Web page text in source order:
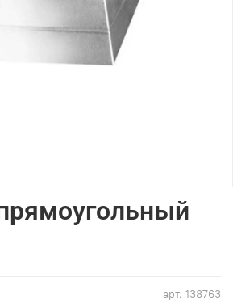
арт. 138763